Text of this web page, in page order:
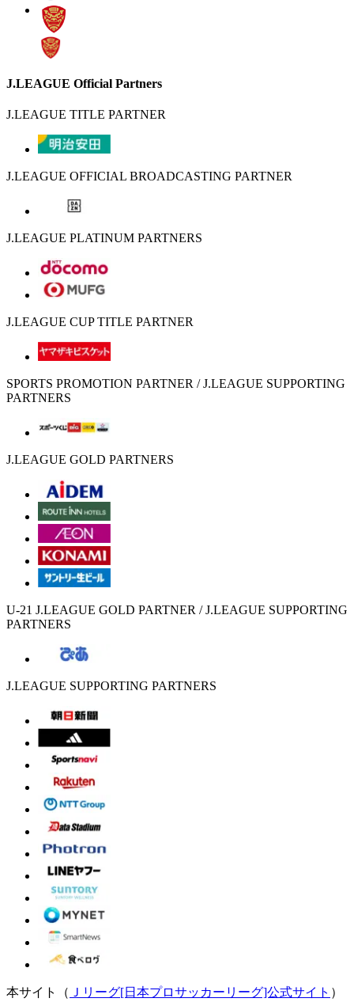
J.LEAGUE Official Partners
J.LEAGUE TITLE PARTNER
J.LEAGUE OFFICIAL BROADCASTING PARTNER
J.LEAGUE PLATINUM PARTNERS
J.LEAGUE CUP TITLE PARTNER
SPORTS PROMOTION PARTNER / J.LEAGUE SUPPORTING
PARTNERS
J.LEAGUE GOLD PARTNERS
U-21 J.LEAGUE GOLD PARTNER / J.LEAGUE SUPPORTING
PARTNERS
J.LEAGUE SUPPORTING PARTNERS
本サイト（ Ｊリーグ[日本プロサッカーリーグ]公式サイト ）